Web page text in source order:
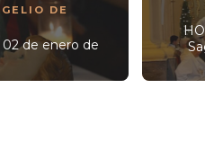
DE
de enero de